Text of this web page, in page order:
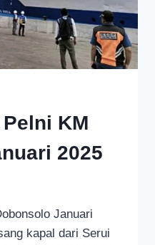
KM
2025
Januari
kapal dari Serui